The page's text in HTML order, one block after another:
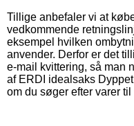
Tillige anbefaler vi at
vedkommende
eksempel hvilken
anvender. Derfor er det
e-mail kvittering, så man
af ERDI idealsaks
om du søger efter varer